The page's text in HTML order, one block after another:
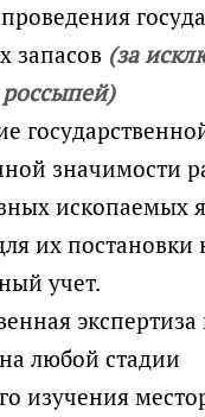
запасов (за
значимости
ископаемых
их постановки
учет.
любой стадии
изучения